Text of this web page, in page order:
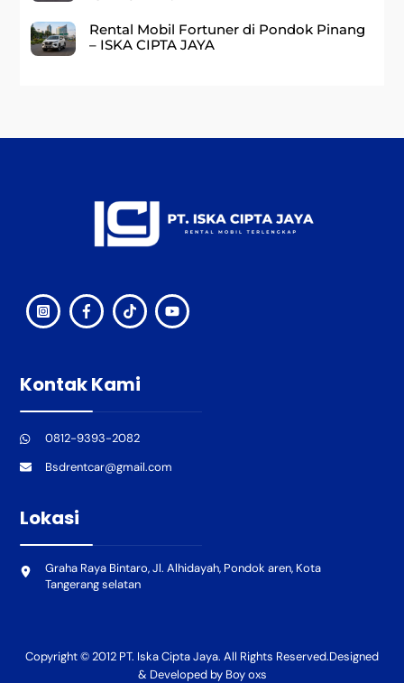
Rental Mobil Fortuner di Pondok Pinang
– ISKA CIPTA JAYA
Kontak Kami
0812-9393-2082
Bsdrentcar@gmail.com
Lokasi
Graha Raya Bintaro, Jl. Alhidayah, Pondok aren, Kota
Tangerang selatan
Copyright © 2012 PT. Iska Cipta Jaya. All Rights Reserved.Designed
& Developed by Boy oxs